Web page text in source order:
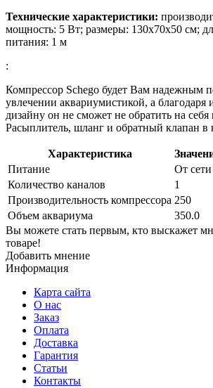
Технические характеристики:
мощность: 5 Вт; размеры: 130х70х50 см;
питания: 1 м
:
Компрессор Schego будет Вам надежным
увлечении аквариумистикой, а благодаря
дизайну он не сможет не обратить на
Расыплитель, шланг и обратный клапан в
Характеристика
Питание
От сети
Количество каналов
1
Производительность компрессора 250
Объем аквариума
350.0
Вы можете стать первым, кто выскажет
товаре!
Добавить мнение
Информация
Карта сайта
О нас
Заказ
Оплата
Доставка
Гарантия
Статьи
Контакты